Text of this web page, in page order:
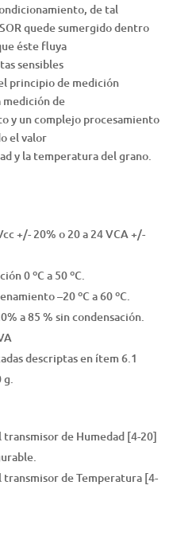
de tal
quede sumergido dentro
éste fluya
sensibles
principio de medición
medición de
y un complejo procesamiento
el valor
y la temperatura del grano.
+/- 20% o 20 a 24 VCA +/-
0 ºC a 50 ºC.
–20 ºC a 60 ºC.
a 85 % sin condensación.
descriptas en ítem 6.1
de Humedad [4-20]
de Temperatura [4-